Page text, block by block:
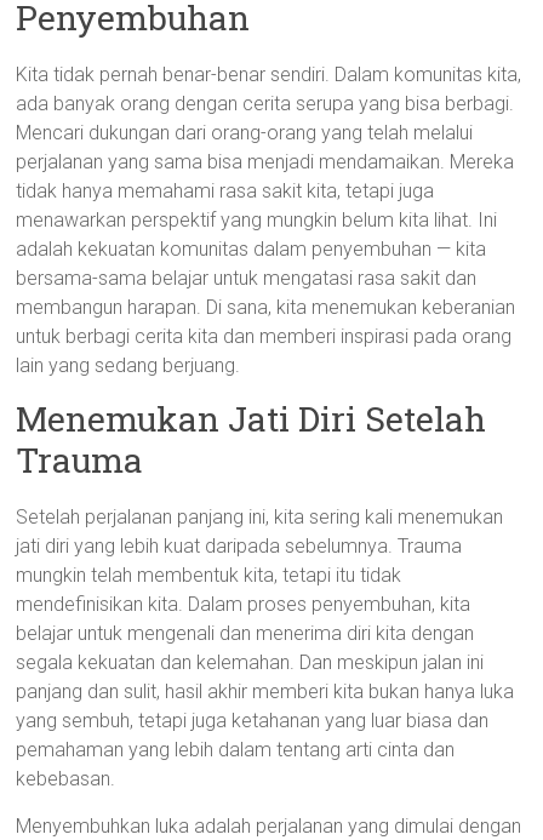
Penyembuhan
Kita tidak pernah benar-benar sendiri. Dalam komunitas kita,
ada banyak orang dengan cerita serupa yang bisa berbagi.
Mencari dukungan dari orang-orang yang telah melalui
perjalanan yang sama bisa menjadi mendamaikan. Mereka
tidak hanya memahami rasa sakit kita, tetapi juga
menawarkan perspektif yang mungkin belum kita lihat. Ini
adalah kekuatan komunitas dalam penyembuhan — kita
bersama-sama belajar untuk mengatasi rasa sakit dan
membangun harapan. Di sana, kita menemukan keberanian
untuk berbagi cerita kita dan memberi inspirasi pada orang
lain yang sedang berjuang.
Menemukan Jati Diri Setelah
Trauma
Setelah perjalanan panjang ini, kita sering kali menemukan
jati diri yang lebih kuat daripada sebelumnya. Trauma
mungkin telah membentuk kita, tetapi itu tidak
mendefinisikan kita. Dalam proses penyembuhan, kita
belajar untuk mengenali dan menerima diri kita dengan
segala kekuatan dan kelemahan. Dan meskipun jalan ini
panjang dan sulit, hasil akhir memberi kita bukan hanya luka
yang sembuh, tetapi juga ketahanan yang luar biasa dan
pemahaman yang lebih dalam tentang arti cinta dan
kebebasan.
Menyembuhkan luka adalah perjalanan yang dimulai dengan